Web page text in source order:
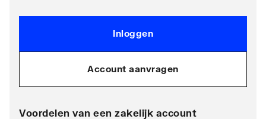
Inloggen
Account aanvragen
Voordelen van een zakelijk account